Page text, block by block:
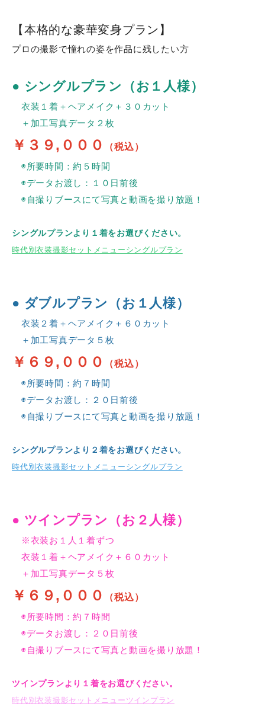
【本格的な豪華変身プラン】
プロの撮影で憧れの姿を作品に残したい方
● シングルプラン（お１人様）
衣装１着＋ヘアメイク＋３０カット
＋加工写真データ２枚
￥３９,０００
（税込）
◉所要時間：約５時間
◉データお渡し：１０日前後
◉自撮りブースにて写真と動画を撮り放題！
シングルプランより１着をお選びください。
時代別衣装撮影セットメニューシングルプラン
● ダブルプラン（お１人様）
衣装２着＋ヘアメイク＋６０カット
＋加工写真データ５枚
￥６９,０００
（税込）
◉所要時間：約７時間
◉データお渡し：２０日前後
◉自撮りブースにて写真と動画を撮り放題！
シングルプランより２着をお選びください。
時代別衣装撮影セットメニューシングルプラン
● ツインプラン（お２人様）
※衣装お１人１着ずつ
衣装１着＋ヘアメイク＋６０カット
＋加工写真データ５枚
￥６９,０００
（税込）
◉所要時間：約７時間
◉データお渡し：２０日前後
◉自撮りブースにて写真と動画を撮り放題！
ツインプランより１着をお選びください。
時代別衣装撮影セットメニューツインプラン